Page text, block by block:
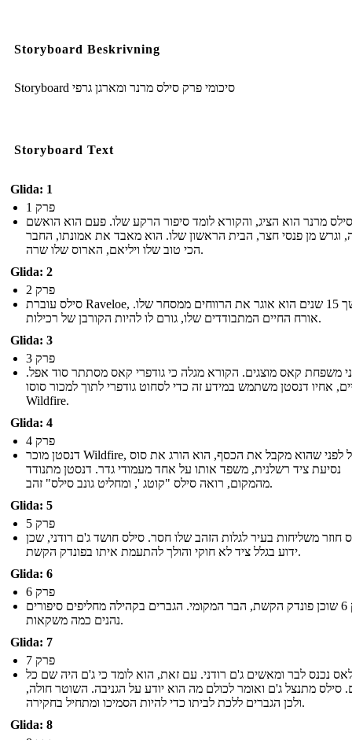
Storyboard Beskrivning
Storyboard סיכומי פרק סילס מרנר ומארגן גרפי
Storyboard Text
Glida: 1
פרק 1
סילס מרנר הוא הציג, והקורא לומד סיפור הרקע שלו. פעם הוא הואשם
וגרש מן פנסי חצר, הבית הראשון שלו. הוא מאבד את אמונתו, החבר
הכי טוב שלו ויליאם, הארוס שלו שרה.
Glida: 2
פרק 2
סילס עוברת Raveloe, ובמשך 15 שנים הוא אוגר את הרווחים ממסחר שלו.
אורח החיים המתבודדים שלו, גורם לו להיות הקורבן של רכילות.
Glida: 3
פרק 3
משפחת קאס מוצגים. הקורא מגלה כי גודפרי קאס מסתתר סוד אפל.
אחיו דנסטן משתמש במידע זה כדי לסחוט גודפרי לתוך למכור סוסו,
Wildfire.
Glida: 4
פרק 4
דנסטן מוכר Wildfire, אבל לפני שהוא מקבל את הכסף, הוא הורג את סוס
נסיעת ציד רשלנית, משפד אותו על אחד מעמודי גדר. דנסטן מתנודד
מהמקום, רואה סילס "קוטג ', ומחליט גונב סילס" זהב.
Glida: 5
פרק 5
חוזר משליחות בעיר לגלות הזהב שלו חסר. סילס חושד ג'ם רודני, שכן
ידוע בגלל ציד לא חוקי והולך להתעמת איתו בפונדק הקשת.
Glida: 6
פרק 6
פרק 6 שוכן פונדק הקשת, הבר המקומי. הגברים בקהילה מחליפים סיפורים
נהנים כמה משקאות.
Glida: 7
פרק 7
נכנס לבר ומאשים ג'ם רודני. עם זאת, הוא לומד כי ג'ם היה שם כל
סילס מתנצל ג'ם ואומר לכולם מה הוא יודע על הגניבה. השוטר חולה,
ולכן הגברים ללכת לביתו כדי להיות הסמיכו ומתחיל בחקירה.
Glida: 8